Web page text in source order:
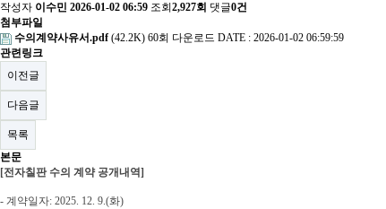
작성자 이수민 2026-01-02 06:59 조회 2,927회 댓글0건
첨부파일
수의계약사유서.pdf(42.2K) 60회 다운로드 DATE : 2026-01-02 06:59:59
관련링크
이전글
다음글
목록
본문
[전자칠판 수의 계약 공개내역]
- 계약일자: 2025. 12. 9.(화)